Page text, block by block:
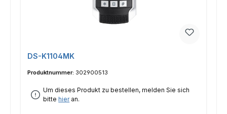
DS-K1104MK
Produktnummer: 302900513
Um dieses Produkt zu bestellen, melden Sie sich
bittehieran.